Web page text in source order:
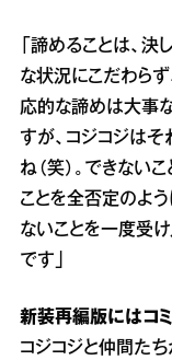
「諦めることは、
な状況にこだわら
応的な諦めは大事
すが、コジコジはそ
ね（笑）。できない
ことを全否定のよ
ないことを一度受
です」
新装再編版にはコミ
コジコジと仲間た